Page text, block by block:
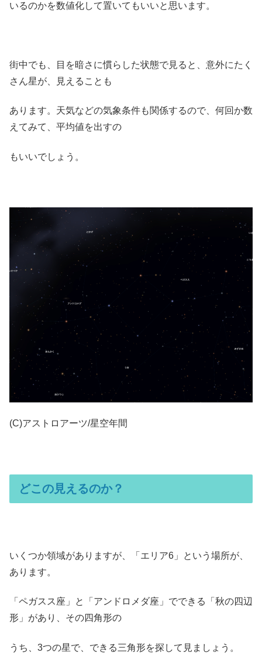
いるのかを数値化して置いてもいいと思います。
街中でも、目を暗さに慣らした状態で見ると、意外にたく
さん星が、見えることも
あります。天気などの気象条件も関係するので、何回か数
えてみて、平均値を出すの
もいいでしょう。
(C)アストロアーツ/星空年間
どこの見えるのか？
いくつか領域がありますが、「エリア6」という場所が、
あります。
「ペガスス座」と「アンドロメダ座」でできる「秋の四辺
形」があり、その四角形の
うち、3つの星で、できる三角形を探して見ましょう。